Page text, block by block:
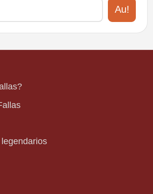
Au!